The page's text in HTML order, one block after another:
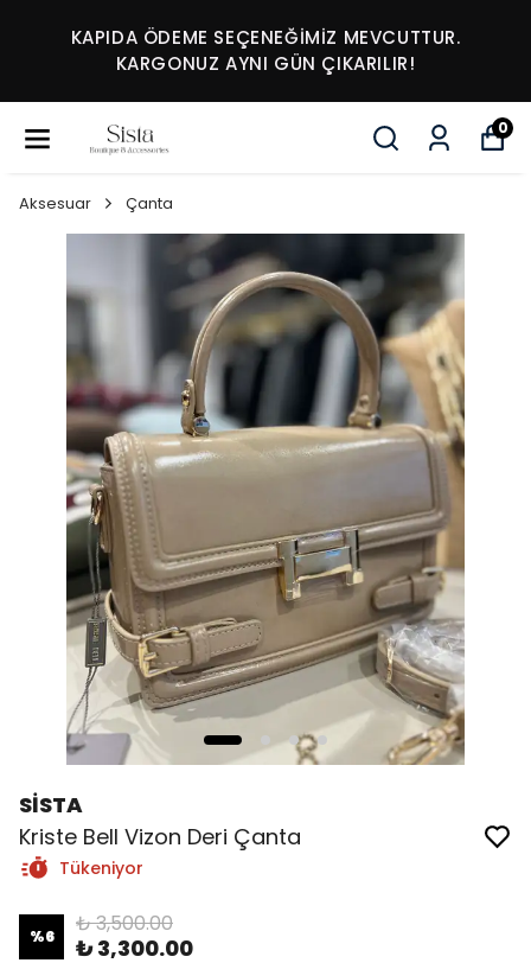
KAPIDA ÖDEME SEÇENEĞİMİZ MEVCUTTUR.
KARGONUZ AYNI GÜN ÇIKARILIR!
0
Aksesuar Çanta
SİSTA
Kriste Bell Vizon Deri Çanta
Tükeniyor
%6 ₺ 3,500.00
₺ 3,300.00